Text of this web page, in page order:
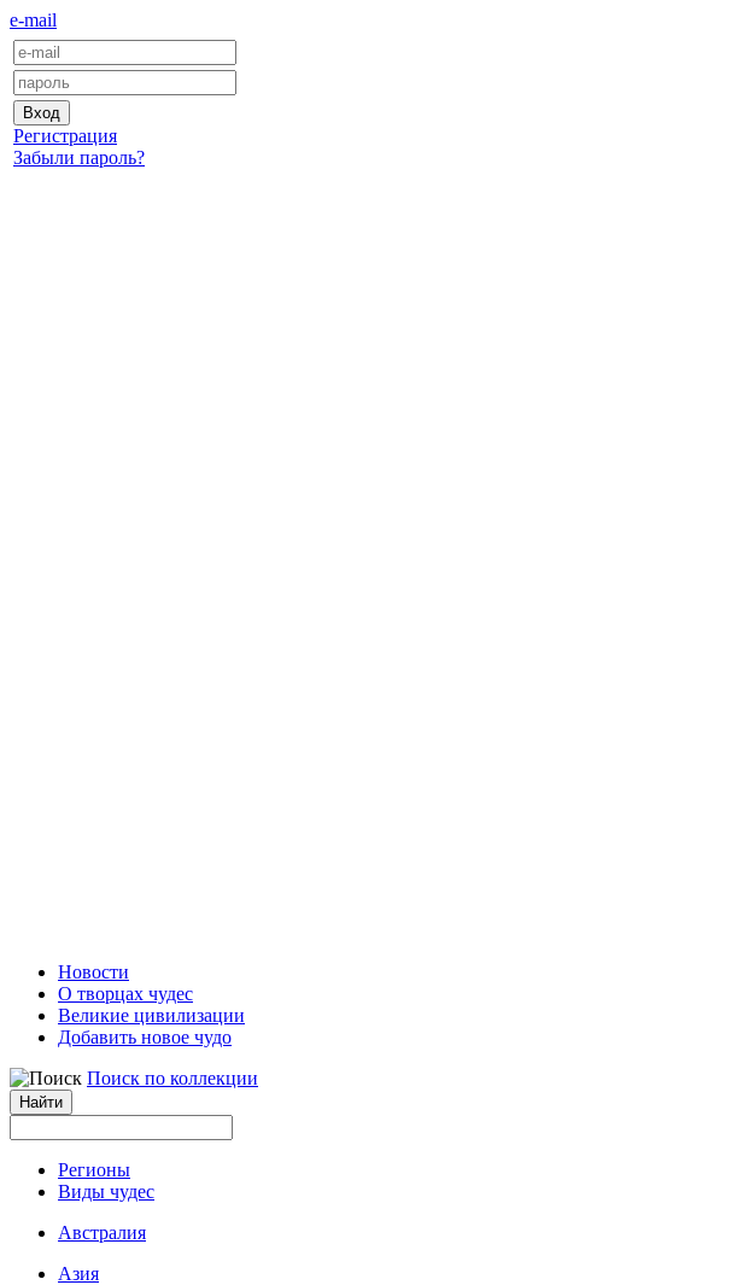
e-mail
Регистрация
Забыли пароль?
Новости
О творцах чудес
Великие цивилизации
Добавить новое чудо
Поиск по коллекции
Регионы
Виды чудес
Австралия
Азия